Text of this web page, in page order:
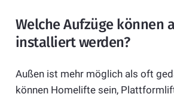
Welche Aufzüge können
installiert werden?
Außen ist mehr möglich als oft
können Homelifte sein,